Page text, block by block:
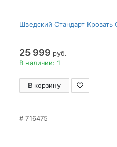
Шведский Стандарт Кровать
25 999 руб.
В наличии: 1
В корзину
716475